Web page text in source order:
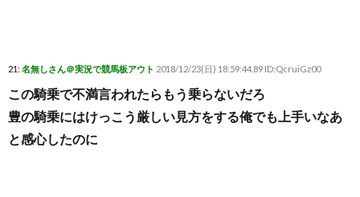
21: 名無しさん＠実況で競馬板アウト 2018/12/23(日) 18:59:44.89 ID:QcruiGz00
この騎乗で不満言われたらもう乗らないだろ
豊の騎乗にはけっこう厳しい見方をする俺でも上手いなあ
と感心したのに